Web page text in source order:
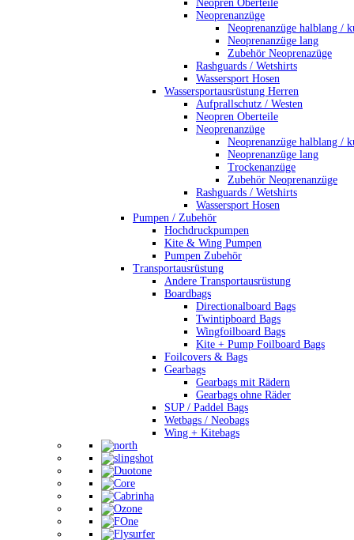
Neopren Oberteile
Neoprenanzüge
Neoprenanzüge halblang /
Neoprenanzüge lang
Zubehör Neoprenazüge
Rashguards / Wetshirts
Wassersport Hosen
Wassersportausrüstung Herren
Aufprallschutz / Westen
Neopren Oberteile
Neoprenanzüge
Neoprenanzüge halblang /
Neoprenanzüge lang
Trockenanzüge
Zubehör Neoprenanzüge
Rashguards / Wetshirts
Wassersport Hosen
Pumpen / Zubehör
Hochdruckpumpen
Kite & Wing Pumpen
Pumpen Zubehör
Transportausrüstung
Andere Transportausrüstung
Boardbags
Directionalboard Bags
Twintipboard Bags
Wingfoilboard Bags
Kite + Pump Foilboard Bags
Foilcovers & Bags
Gearbags
Gearbags mit Rädern
Gearbags ohne Räder
SUP / Paddel Bags
Wetbags / Neobags
Wing + Kitebags